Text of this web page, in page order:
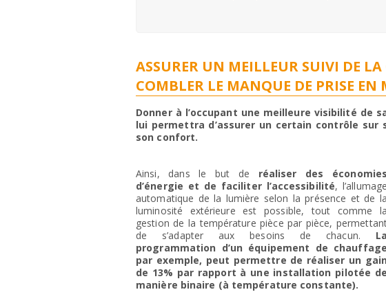
ASSURER UN MEILLEUR SUIVI DE
COMBLER LE MANQUE DE PRISE EN
Donner à l’occupant une meilleure visibilité de
lui permettra d’assurer un certain contrôle
son confort.
Ainsi, dans le but de réaliser des économies
d’énergie et de faciliter l’accessibilité, l’allumage
automatique de la lumière selon la présence et de la
luminosité extérieure est possible, tout comme la
gestion de la température pièce par pièce,
de s’adapter aux besoins de chacun. La
programmation d’un équipement de chauffage
par exemple, peut permettre de réaliser un gain
de 13% par rapport à une installation pilotée de
manière binaire (à température constante).